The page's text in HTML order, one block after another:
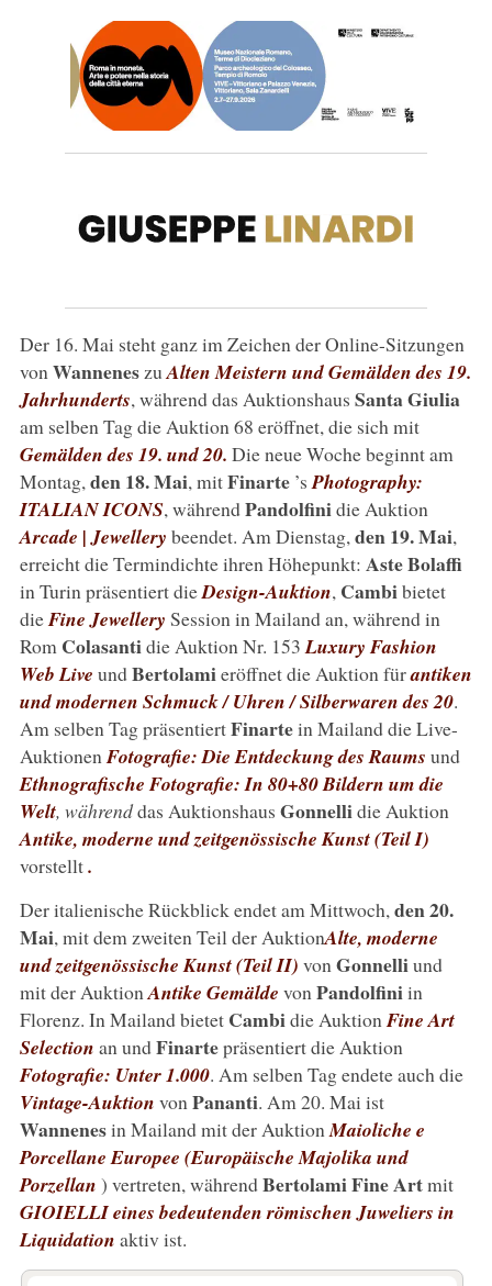
Der 16. Mai steht ganz im Zeichen der Online-Sitzungen
von Wanneneszu Alten Meistern und Gemälden des 19.
Jahrhunderts, während das Auktionshaus Santa Giulia
am selben Tag die Auktion 68 eröffnet, die sich mit
Gemälden des 19. und 20. Die neue Woche beginnt am
Montag, den 18. Mai, mitFinarte’s Photography:
ITALIAN ICONS, währendPandolfinidie Auktion
Arcade | Jewellery beendet. Am Dienstag, den 19. Mai,
erreicht die Termindichte ihren Höhepunkt: Aste Bolaffi
in Turin präsentiert dieDesign-Auktion, Cambibietet
dieFine Jewellery Session in Mailand an, während in
Rom Colasantidie Auktion Nr. 153 Luxury Fashion
Web Live undBertolamieröffnet die Auktion fürantiken
und modernen Schmuck / Uhren / Silberwaren des 20.
Am selben Tag präsentiertFinartein Mailand die Live-
Auktionen Fotografie: Die Entdeckung des Raums und
Ethnografische Fotografie: In 80+80 Bildern um die
Welt, währenddas Auktionshaus Gonnellidie Auktion
Antike, moderne und zeitgenössische Kunst (Teil I)
vorstellt.
Der italienische Rückblick endet am Mittwoch, den 20.
Mai, mit dem zweiten Teil der AuktionAlte, moderne
und zeitgenössische Kunst (Teil II) von Gonnelliund
mit der Auktion Antike Gemälde von Pandolfiniin
Florenz. In Mailand bietet Cambidie Auktion Fine Art
Selection an undFinartepräsentiert die Auktion
Fotografie: Unter 1.000. Am selben Tag endete auch die
Vintage-Auktion von Pananti. Am 20. Mai ist
Wannenesin Mailand mit der Auktion Maioliche e
Porcellane Europee (Europäische Majolika und
Porzellan ) vertreten, währendBertolami Fine Artmit
GIOIELLI eines bedeutenden römischen Juweliers in
Liquidation aktiv ist.